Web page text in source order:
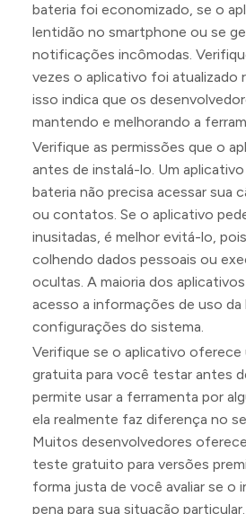
bateria foi economizado, se o
lentidão no smartphone ou se
notificações incômodas.
vezes o aplicativo foi atualizado
isso indica que os
mantendo e melhorando a
Verifique as permissões que o
antes de instalá-lo. Um
bateria não precisa acessar sua
ou contatos. Se o aplicativo
inusitadas, é melhor evitá-lo,
colhendo dados pessoais ou
ocultas. A maioria dos
acesso a informações de uso da
configurações do sistema.
Verifique se o aplicativo oferece
gratuita para você testar antes
permite usar a ferramenta por
ela realmente faz diferença no
Muitos desenvolvedores
teste gratuito para versões
forma justa de você avaliar se o
pena para sua situação particular.